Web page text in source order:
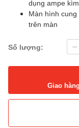
dụng ampe
Màn hình
trên màn
Số lượng:
Giao